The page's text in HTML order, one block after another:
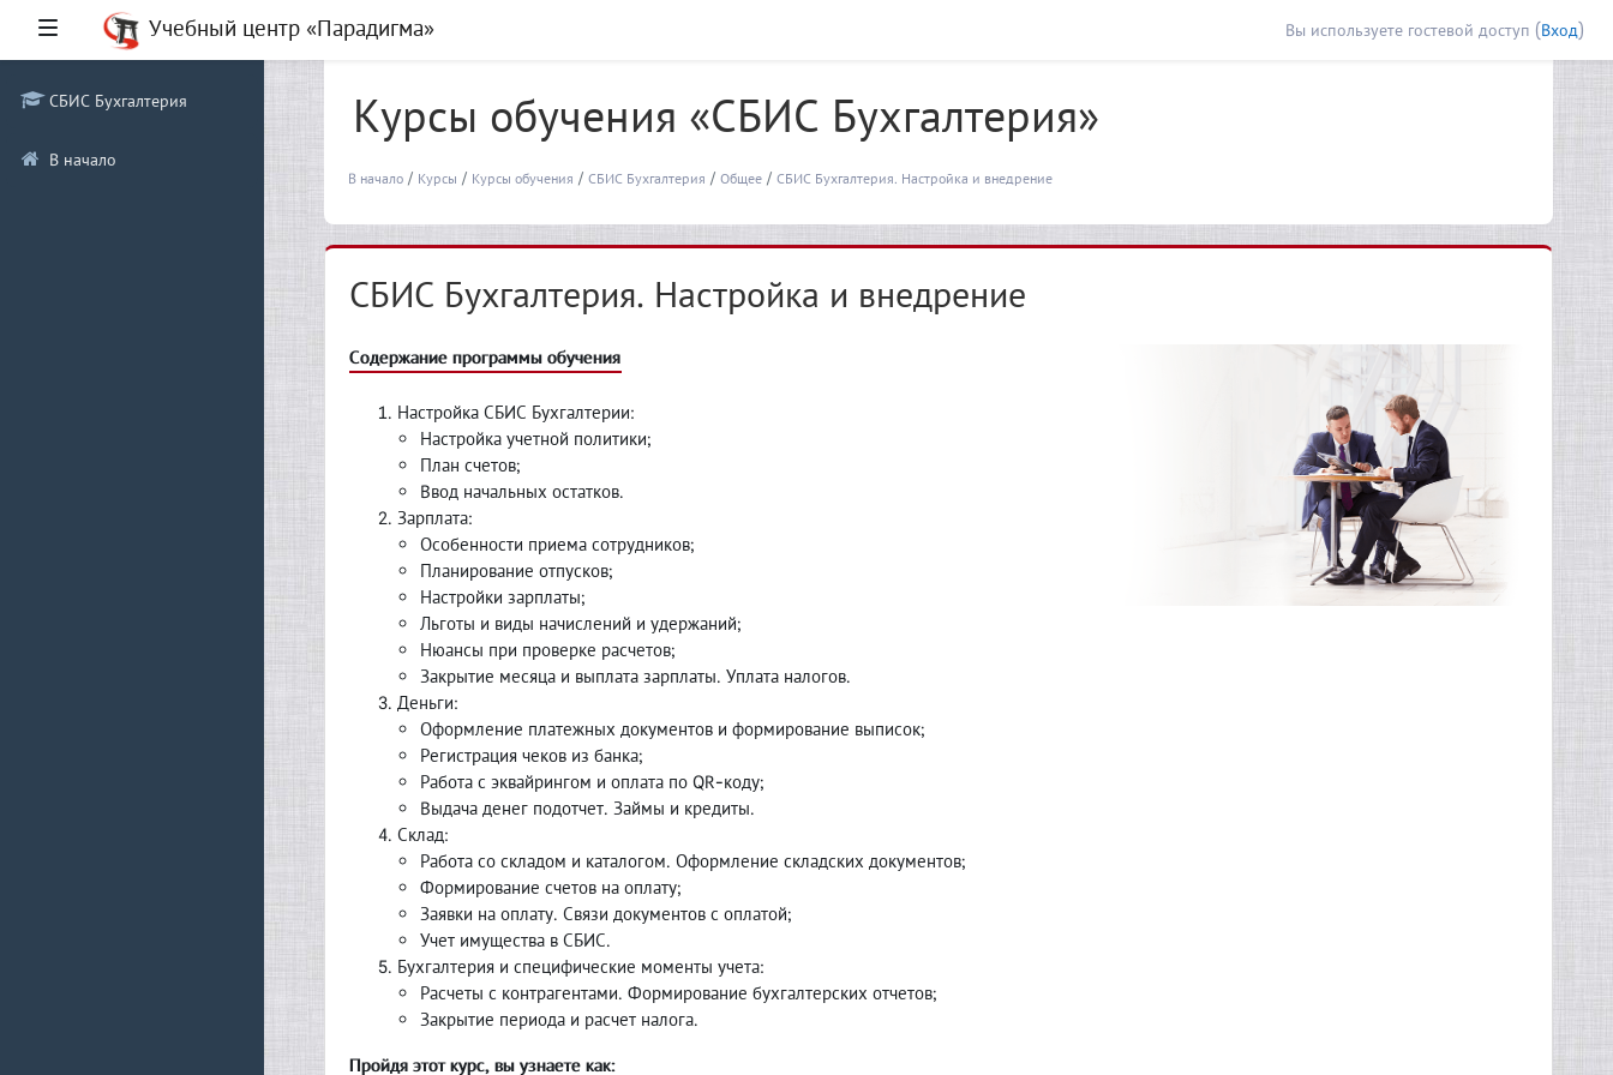
Боковая панельУчебный центр «Парадигма» Вы используете гостевой доступ (Вход)
СБИС Бухгалтерия
В начало
В начало Курсы Курсы обучения СБИС Бухгалтерия Общее СБИС Бухгалтерия. Настройка и внедрение
Курсы обучения «СБИС Бухгалтерия»
СБИС Бухгалтерия. Настройка и внедрение
Содержание программы обучения
Настройка СБИС Бухгалтерии:
Настройка учетной политики;
План счетов;
Ввод начальных остатков.
Зарплата:
Особенности приема сотрудников;
Планирование отпусков;
Настройки зарплаты;
Льготы и виды начислений и удержаний;
Нюансы при проверке расчетов;
Закрытие месяца и выплата зарплаты. Уплата налогов.
Деньги:
Оформление платежных документов и формирование выписок;
Регистрация чеков из банка;
Работа с эквайрингом и оплата по QR-коду;
Выдача денег подотчет. Займы и кредиты.
Склад:
Работа со складом и каталогом. Оформление складских документов;
Формирование счетов на оплату;
Заявки на оплату. Связи документов с оплатой;
Учет имущества в СБИС.
Бухгалтерия и специфические моменты учета:
Расчеты с контрагентами. Формирование бухгалтерских отчетов;
Закрытие периода и расчет налога.
Пройдя этот курс, вы узнаете как: